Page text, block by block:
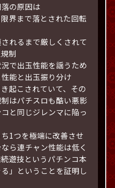
の原因は
界まで落とされた回転
れるまで厳しくされて
制
で出玉性能を謡うため
能と出玉振り分け
起こされていて、その
はパチスロも酷い悪影
と同じジレンマに陥っ
1つを極端に改善させ
ら連チャン性能は低く
遊技というパチンコ本
」ということを証明し